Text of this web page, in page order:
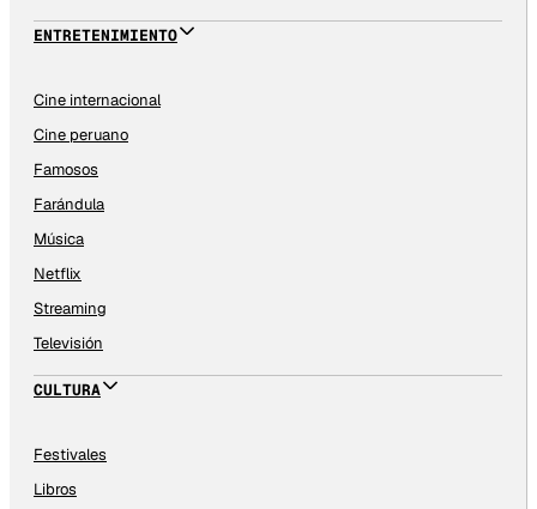
ENTRETENIMIENTO
Cine internacional
Cine peruano
Famosos
Farándula
Música
Netflix
Streaming
Televisión
CULTURA
Festivales
Libros